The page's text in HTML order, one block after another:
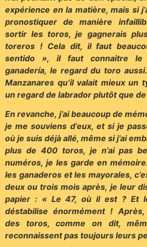
expérience en la matière, mais si
pronostiquer de manière
sortir les toros, je gagnerais
toreros ! Cela dit, il faut
sentido », il faut connaitre le
ganadería, le regard du toro
Manzanares qu’il valait mieux un
un regard de labrador plutôt que
En revanche, j’ai beaucoup de
je me souviens d’eux, et si je
où je suis déjà allé, même si j’ai
plus de 400 toros, je n’ai pas
numéros, je les garde en
les ganaderos et les mayorales,
deux ou trois mois après, je leur
papier : « Le 47, où il est ? Et
déstabilise énormément !
des toros, comme on dit,
reconnaissent pas toujours leurs